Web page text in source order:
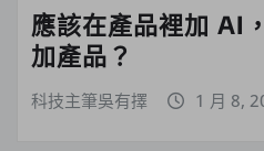
應該在產品裡加 AI
加產品？
科技主筆吳有擇 1 月 8,